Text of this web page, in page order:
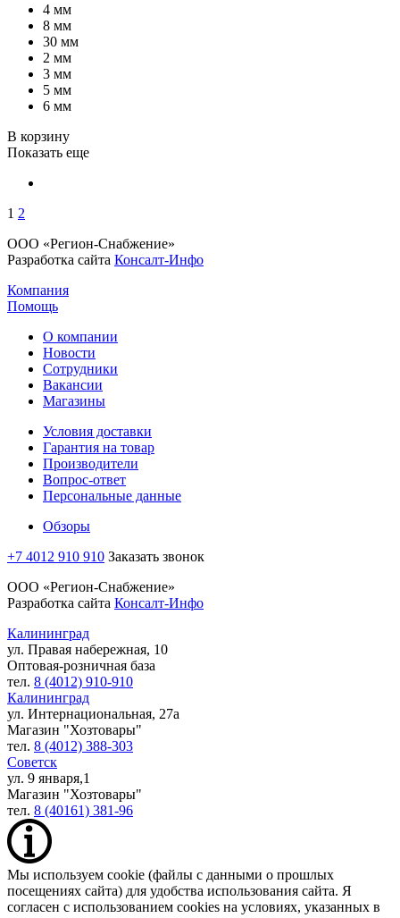
4 мм
8 мм
30 мм
2 мм
3 мм
5 мм
6 мм
В корзину
Показать еще
1 2
ООО «Регион-Снабжение»
Разработка сайта Консалт-Инфо
Компания
Помощь
О компании
Новости
Сотрудники
Вакансии
Магазины
Условия доставки
Гарантия на товар
Производители
Вопрос-ответ
Персональные данные
Обзоры
+7 4012 910 910 Заказать звонок
ООО «Регион-Снабжение»
Разработка сайта Консалт-Инфо
Калининград
ул. Правая набережная, 10
Оптовая-розничная база
тел. 8 (4012) 910-910
Калининград
ул. Интернациональная, 27а
Магазин "Хозтовары"
тел. 8 (4012) 388-303
Советск
ул. 9 января,1
Магазин "Хозтовары"
тел. 8 (40161) 381-96
Мы используем cookie (файлы с данными о прошлых
посещениях сайта) для удобства использования сайта. Я
согласен с использованием cookies на условиях, указанных в